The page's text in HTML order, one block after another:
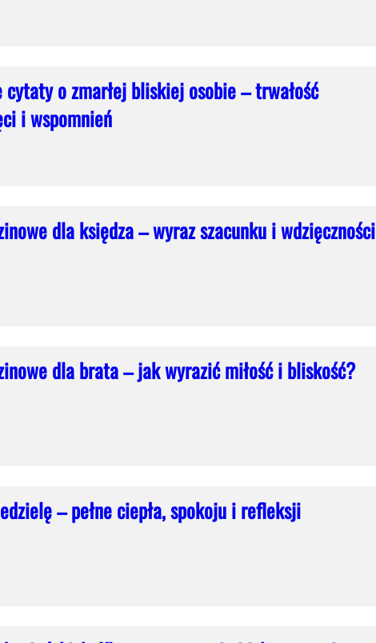
cytaty o zmarłej bliskiej osobie – trwałość
i wspomnień
dla księdza – wyraz szacunku i wdzięczności
dla brata – jak wyrazić miłość i bliskość?
– pełne ciepła, spokoju i refleksji